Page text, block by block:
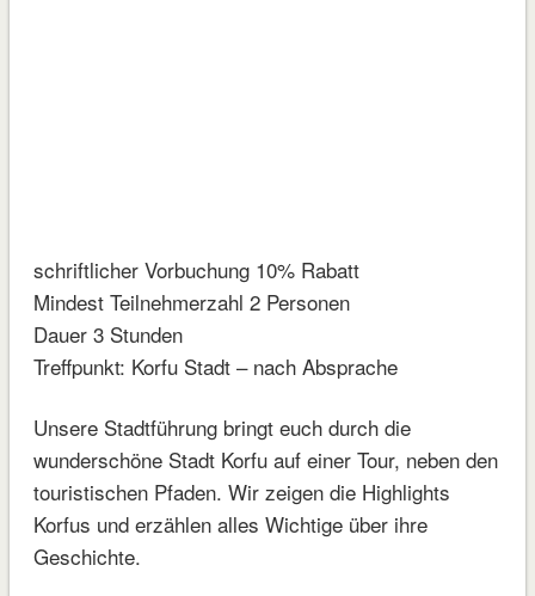
schriftlicher Vorbuchung 10% Rabatt
Mindest Teilnehmerzahl 2 Personen
Dauer 3 Stunden
Treffpunkt: Korfu Stadt – nach Absprache
Unsere Stadtführung bringt euch durch die
wunderschöne Stadt Korfu auf einer Tour, neben den
touristischen Pfaden. Wir zeigen die Highlights
Korfus und erzählen alles Wichtige über ihre
Geschichte.